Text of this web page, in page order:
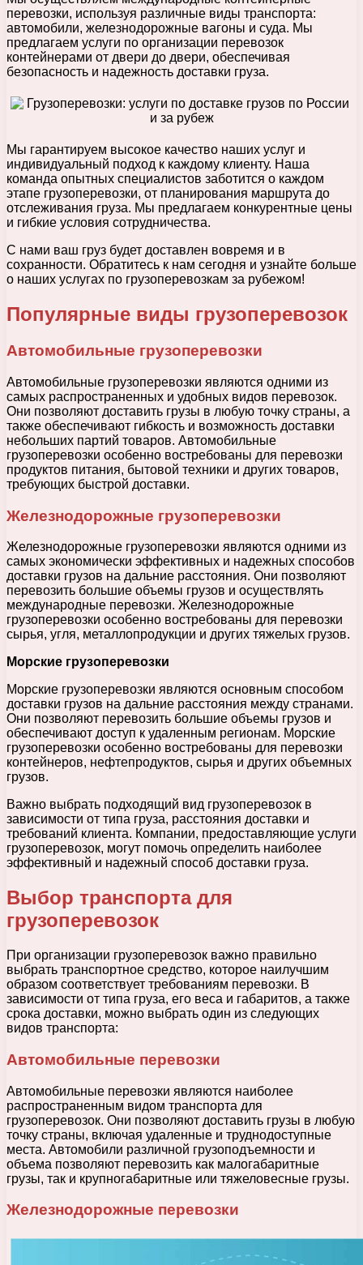
перевозки, используя различные виды транспорта:
автомобили, железнодорожные вагоны и суда. Мы
предлагаем услуги по организации перевозок
контейнерами от двери до двери, обеспечивая
безопасность и надежность доставки груза.
Мы гарантируем высокое качество наших услуг и
индивидуальный подход к каждому клиенту. Наша
команда опытных специалистов заботится о каждом
этапе грузоперевозки, от планирования маршрута до
отслеживания груза. Мы предлагаем конкурентные цены
и гибкие условия сотрудничества.
С нами ваш груз будет доставлен вовремя и в
сохранности. Обратитесь к нам сегодня и узнайте больше
о наших услугах по грузоперевозкам за рубежом!
Популярные виды грузоперевозок
Автомобильные грузоперевозки
Автомобильные грузоперевозки являются одними из
самых распространенных и удобных видов перевозок.
Они позволяют доставить грузы в любую точку страны, а
также обеспечивают гибкость и возможность доставки
небольших партий товаров. Автомобильные
грузоперевозки особенно востребованы для перевозки
продуктов питания, бытовой техники и других товаров,
требующих быстрой доставки.
Железнодорожные грузоперевозки
Железнодорожные грузоперевозки являются одними из
самых экономически эффективных и надежных способов
доставки грузов на дальние расстояния. Они позволяют
перевозить большие объемы грузов и осуществлять
международные перевозки. Железнодорожные
грузоперевозки особенно востребованы для перевозки
сырья, угля, металлопродукции и других тяжелых грузов.
Морские грузоперевозки
Морские грузоперевозки являются основным способом
доставки грузов на дальние расстояния между странами.
Они позволяют перевозить большие объемы грузов и
обеспечивают доступ к удаленным регионам. Морские
грузоперевозки особенно востребованы для перевозки
контейнеров, нефтепродуктов, сырья и других объемных
грузов.
Важно выбрать подходящий вид грузоперевозок в
зависимости от типа груза, расстояния доставки и
требований клиента. Компании, предоставляющие услуги
грузоперевозок, могут помочь определить наиболее
эффективный и надежный способ доставки груза.
Выбор транспорта для
грузоперевозок
При организации грузоперевозок важно правильно
выбрать транспортное средство, которое наилучшим
образом соответствует требованиям перевозки. В
зависимости от типа груза, его веса и габаритов, а также
срока доставки, можно выбрать один из следующих
видов транспорта:
Автомобильные перевозки
Автомобильные перевозки являются наиболее
распространенным видом транспорта для
грузоперевозок. Они позволяют доставить грузы в любую
точку страны, включая удаленные и труднодоступные
места. Автомобили различной грузоподъемности и
объема позволяют перевозить как малогабаритные
грузы, так и крупногабаритные или тяжеловесные грузы.
Железнодорожные перевозки